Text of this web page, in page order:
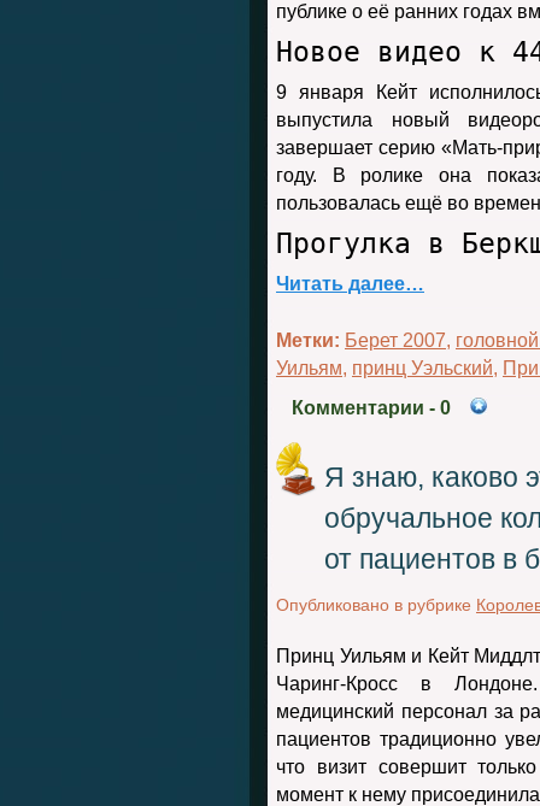
публике о её ранних годах
Новое видео к
9 января Кейт
выпустила новый
завершает серию «Мать-
году. В ролике она
пользовалась ещё во
Прогулка в
Читать далее…
Метки: Берет 2007,
Уильям, принц Уэльский,
Комментарии - 0
Я знаю, каково
обручальное
от пациентов в
Опубликовано в рубрике
Принц Уильям и Кейт
Чаринг-Кросс в
медицинский персонал за
пациентов традиционно
что визит совершит
момент к нему